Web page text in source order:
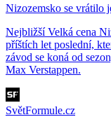
Nizozemsko se vrátilo
Nejbližší Velká cena
příštích let poslední,
závod se koná od
Max Verstappen.
SvětFormule.cz